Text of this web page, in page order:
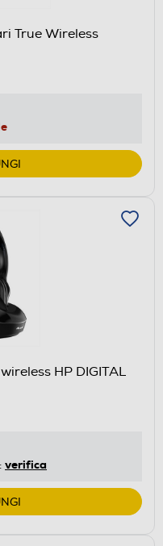
True Wireless
HP DIGITAL
verifica